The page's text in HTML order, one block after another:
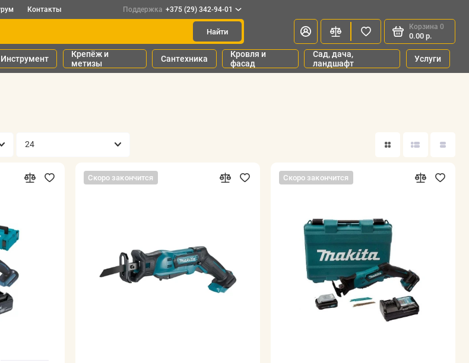
Контакты Поддержка +375 (29) 342-94-01
Найти
Корзина 0
0.00 р.
Инструмент
Крепёж и
метизы
Сантехника
Кровля и
фасад
Сад, дача,
ландшафт
Услуги
Скоро закончится Скоро закончится